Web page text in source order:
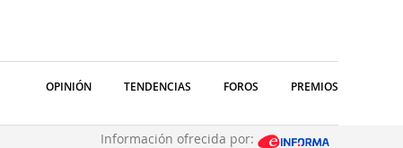
OPINIÓN TENDENCIAS FOROS PREMIOS
Información ofrecida por: